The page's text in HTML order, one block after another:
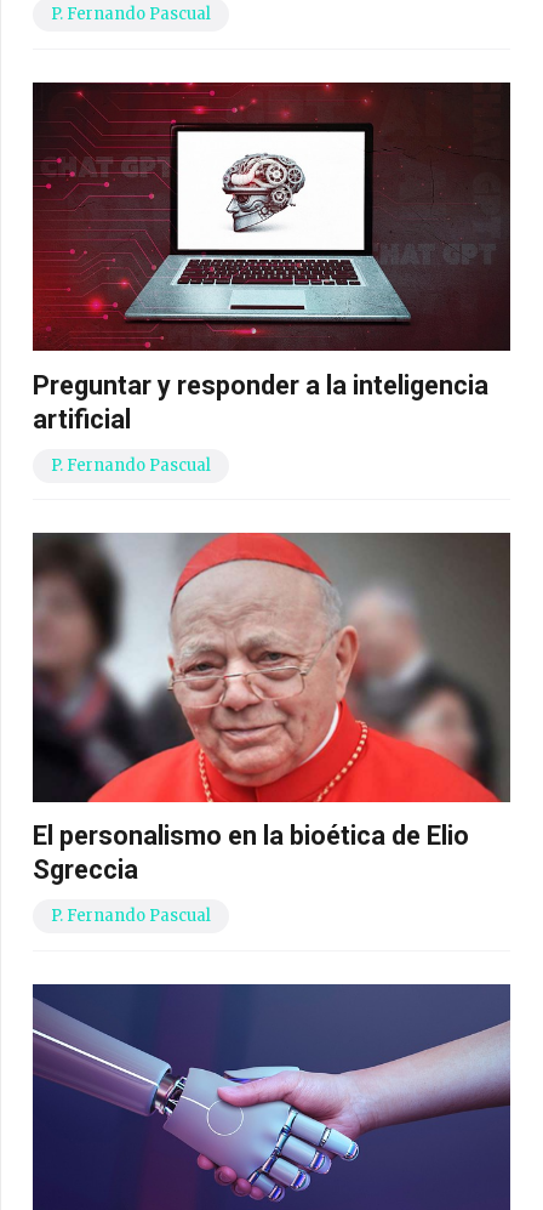
P. Fernando Pascual
Preguntar y responder a la inteligencia
artificial
P. Fernando Pascual
El personalismo en la bioética de Elio
Sgreccia
P. Fernando Pascual